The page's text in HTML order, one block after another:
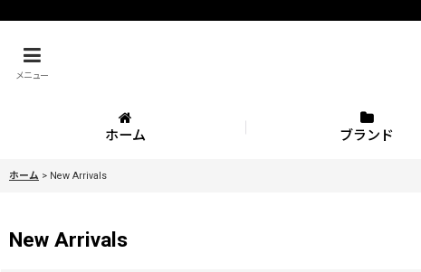
メニュー
ホーム ブランド
ホーム > New Arrivals
New Arrivals